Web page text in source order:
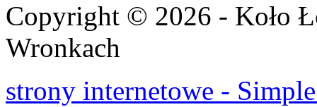
Copyright © 2026 - Koło
Wronkach
strony internetowe -